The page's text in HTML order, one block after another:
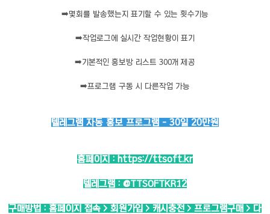
➡️몇회를 발송했는지 표기할 수 있는 횟수기능
➡️작업로그에 실시간 작업현황이 표기
➡️기본적인 홍보방 리스트 300개 제공
➡️프로그램 구동 시 다른작업 가능
텔레그램 자동 홍보 프로그램 - 30일 20만원
홈페이지 : https://ttsoft.kr
텔레그램 : @TTSOFTKR12
구매방법 : 홈페이지 접속 > 회원가입 > 캐시충전 > 프로그램구매 > 다